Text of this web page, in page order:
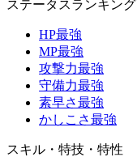
ステータスランキング
HP最強
MP最強
攻撃力最強
守備力最強
素早さ最強
かしこさ最強
スキル・特技・特性